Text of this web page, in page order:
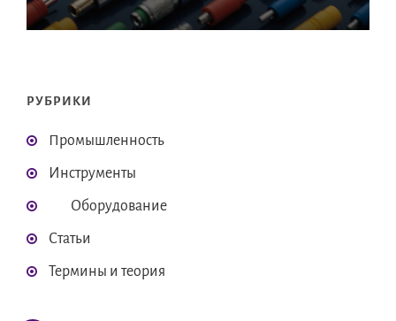
РУБРИКИ
Промышленность
Инструменты
Оборудование
Статьи
Термины и теория